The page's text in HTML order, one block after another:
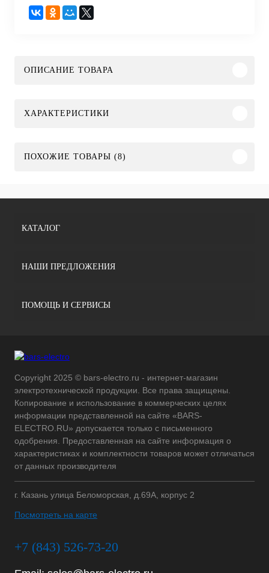
ОПИСАНИЕ ТОВАРА
ХАРАКТЕРИСТИКИ
ПОХОЖИЕ ТОВАРЫ (8)
КАТАЛОГ
НАШИ ПРЕДЛОЖЕНИЯ
ПОМОЩЬ И СЕРВИСЫ
Copyright 2025 © bars-electro.ru - интернет-магазин
электротехнической продукции. Все права защищены.
Копирование и использование в коммерческих целях
информации представленной на сайте «BARS-
ELECTRO.RU» допускается только с письменного
одобрения. Предоставленная на сайте информация о
характеристиках и комплектности товаров может отличаться
от данных производителя
г. Казань улица Беломорская, д.69А, корпус 2
Посмотреть на карте
+7 (843) 526-73-20